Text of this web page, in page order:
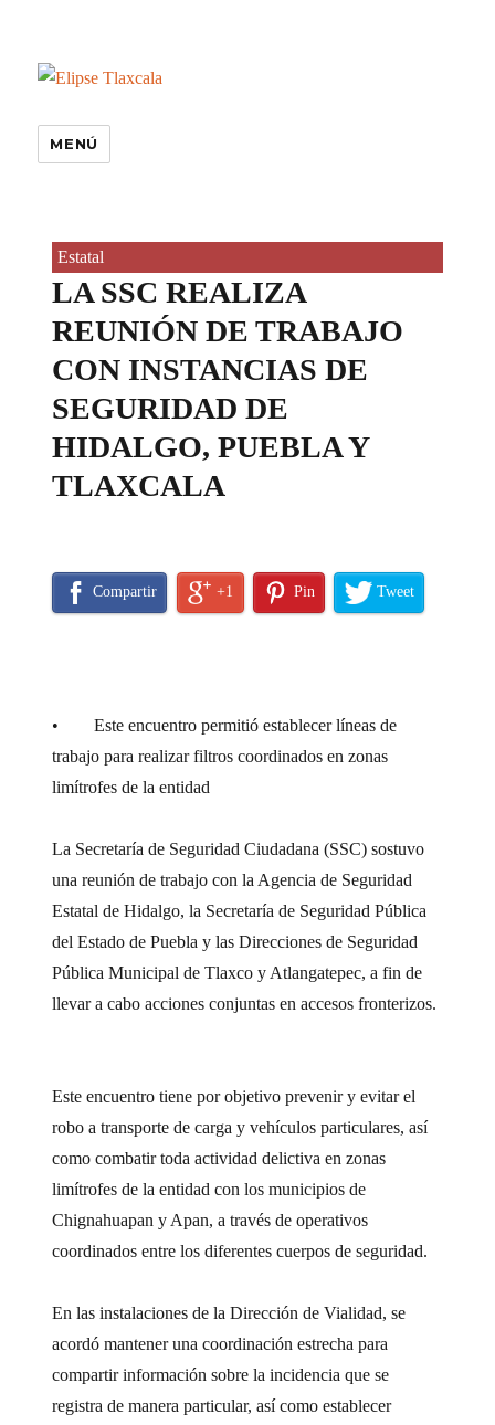
MENÚ
Estatal
LA SSC REALIZA
REUNIÓN DE TRABAJO
CON INSTANCIAS DE
SEGURIDAD DE
HIDALGO, PUEBLA Y
TLAXCALA
Compartir +1 Pin Tweet
• Este encuentro permitió establecer líneas de
trabajo para realizar filtros coordinados en zonas
limítrofes de la entidad
La Secretaría de Seguridad Ciudadana (SSC) sostuvo
una reunión de trabajo con la Agencia de Seguridad
Estatal de Hidalgo, la Secretaría de Seguridad Pública
del Estado de Puebla y las Direcciones de Seguridad
Pública Municipal de Tlaxco y Atlangatepec, a fin de
llevar a cabo acciones conjuntas en accesos fronterizos.
Este encuentro tiene por objetivo prevenir y evitar el
robo a transporte de carga y vehículos particulares, así
como combatir toda actividad delictiva en zonas
limítrofes de la entidad con los municipios de
Chignahuapan y Apan, a través de operativos
coordinados entre los diferentes cuerpos de seguridad.
En las instalaciones de la Dirección de Vialidad, se
acordó mantener una coordinación estrecha para
compartir información sobre la incidencia que se
registra de manera particular, así como establecer